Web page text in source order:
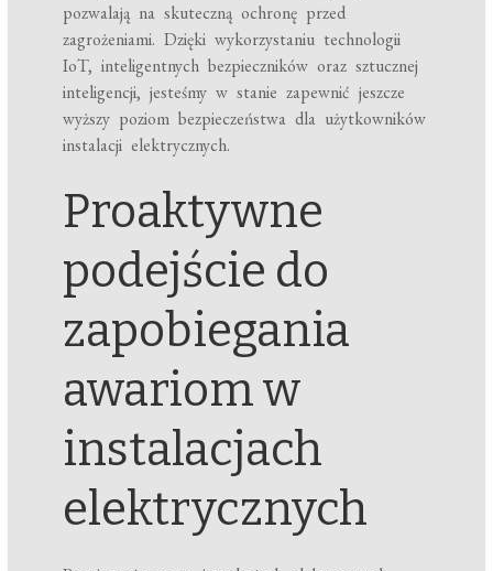
pozwalają na skuteczną ochronę przed
zagrożeniami. Dzięki wykorzystaniu technologii
IoT, inteligentnych bezpieczników oraz sztucznej
inteligencji, jesteśmy w stanie zapewnić jeszcze
wyższy poziom bezpieczeństwa dla użytkowników
instalacji elektrycznych.
Proaktywne
podejście do
zapobiegania
awariom w
instalacjach
elektrycznych